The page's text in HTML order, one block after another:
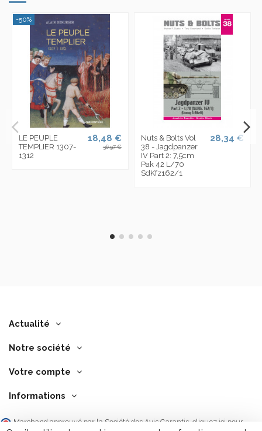
-50%
LE PEUPLE
TEMPLIER 1307-
1312
18,48 €
36,97 €
Nuts & Bolts Vol
38 - Jagdpanzer
IV Part 2: 7,5cm
Pak 42 L/70
SdKfz162/1
28,34 €
Actualité
Notre société
Votre compte
Informations
Marchand approuvé par la Société des Avis Garantis, cliquez ici pour